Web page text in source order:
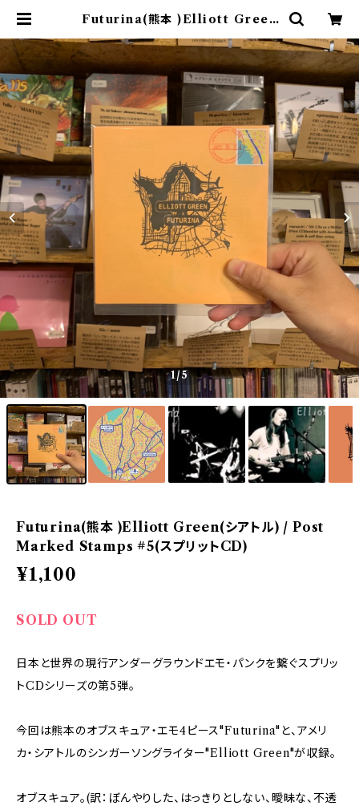
Futurina(熊本 )Elliott Green
ps #5(スプリットCD) | 9spices d
istro
1/5
Futurina(熊本 )Elliott Green(シアトル) / Post
Marked Stamps #5(スプリットCD)
¥1,100
SOLD OUT
日本と世界の現行アンダーグラウンドエモ・パンクを繋ぐスプリッ
トCDシリーズの第5弾。
今回は熊本のオブスキュア・エモ4ピース"Futurina"と、アメリ
カ・シアトルのシンガーソングライター"Elliott Green"が収録。
オブスキュア。(訳：ぼんやりした、はっきりとしない、曖昧な、不透